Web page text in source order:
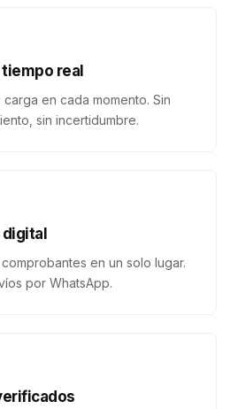
real
en cada momento. Sin
sin incertidumbre.
en un solo lugar.
por WhatsApp.